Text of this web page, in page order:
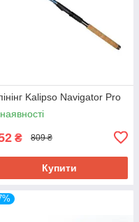
Kalipso Navigator Pro
₴ 809 ₴
Купити